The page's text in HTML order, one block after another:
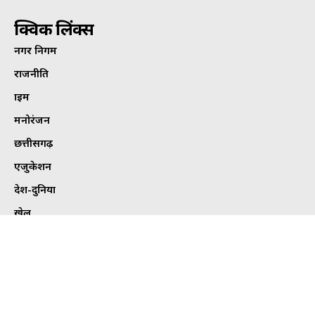
क्विक लिंक्स
नगर निगम
राजनीति
क्राइम
मनोरंजन
छत्तीसगढ़
एजुकेशन
देश-दुनिया
खेल